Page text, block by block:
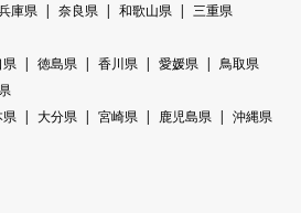
庫県 奈良県 和歌山県
三重県
県 徳島県 香川県 愛媛県
鳥取県
県 大分県 宮崎県 鹿児島県
沖縄県